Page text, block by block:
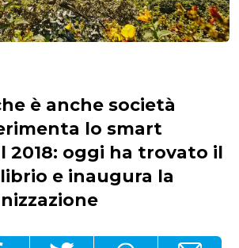
è anche società
lo smart
2018: oggi ha trovato il
e inaugura la